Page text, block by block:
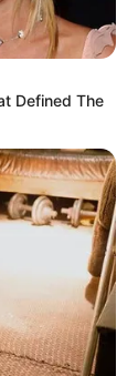
Defined The